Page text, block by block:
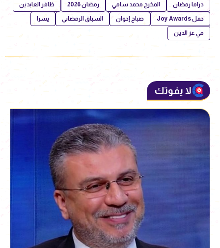
دراما رمضان المخرج محمد سامي رمضان 2026 ظافر العابدين
حفل Joy Awards صباح إخوان السباق الرمضاني يسرا
مي عز الدين
لا يفوتك